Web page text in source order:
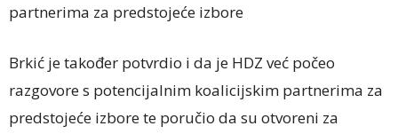
partnerima za predstojeće izbore
Brkić je također potvrdio i da je HDZ već počeo
razgovore s potencijalnim koalicijskim partnerima za
predstojeće izbore te poručio da su otvoreni za